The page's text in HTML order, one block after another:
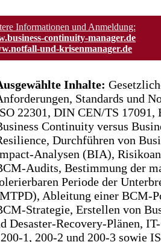
Informationen und Anmeldung:
continuity-manager.de
und-krisenmanager.de
Inhalte:
Standards und
22301, DIN CEN/TS 17091,
Continuity versus
Durchführen von
Analysen (BIA),
Audits, Bestimmung der
Periode der
Ableitung einer BCM-
Strategie, Erstellen von
Desaster-Recovery-Plänen,
1, 200-2 und 200-3 sowie